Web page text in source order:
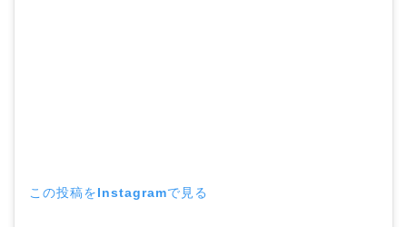
この投稿をInstagramで見る